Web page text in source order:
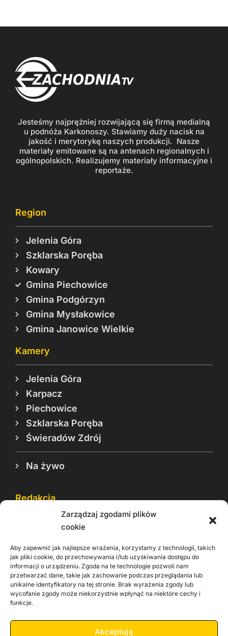
Zarządzaj zgodami plików
cookie
Aby zapewnić jak najlepsze wrażenia, korzystamy z technologii, takich
jak pliki cookie, do przechowywania i/lub uzyskiwania dostępu do
informacji o urządzeniu. Zgoda na te technologie pozwoli nam
przetwarzać dane, takie jak zachowanie podczas przeglądania lub
unikalne identyfikatory na tej stronie. Brak wyrażenia zgody lub
wycofanie zgody może niekorzystnie wpłynąć na niektóre cechy i
funkcje.
Akceptuję
Jesteśmy najprężniej rozwijającą się firmą medialną
u podnóża Karkonoszy. Stawiamy duży nacisk na
jakość i merytorykę naszych produkcji. Nasze
materiały emitowane są na antenach regionalnych i
ogólnopolskich. Realizujemy materiały informacyjne i
reportaże.
Region
Jelenia Góra
Szklarska Poręba
Kowary
Gmina Piechowice
Gmina Podgórzyn
Gmina Mysłakowice
Gmina Janowice Wielkie
Kamery
Jelenia Góra
Karpacz
Piechowice
Szklarska Poręba
Świeradów Zdrój
Na żywo
Redakcja
Reklama
Rodo
Kontakt
Informacje dla